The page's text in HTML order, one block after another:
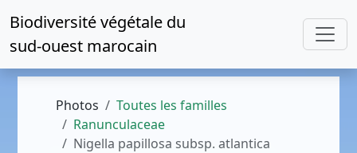
Biodiversité végétale du
sud-ouest marocain
Photos
Toutes les familles
Ranunculaceae
Nigella papillosa subsp. atlantica